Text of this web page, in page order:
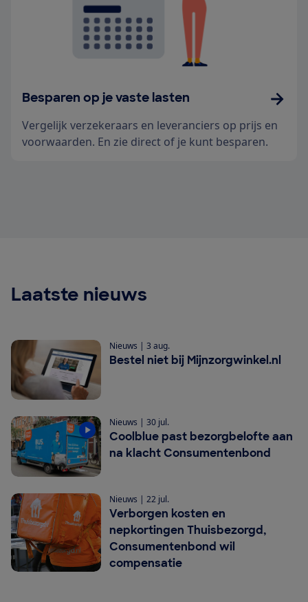
Besparen op je vaste lasten
Vergelijk verzekeraars en leveranciers op prijs en
voorwaarden. En zie direct of je kunt besparen.
Laatste nieuws
Bestel niet bij Mijnzorgwinkel.nl
Nieuws | 3 aug.
Coolblue past bezorgbelofte aan
na klacht Consumentenbond
Nieuws | 30 jul.
Verborgen kosten en
nepkortingen Thuisbezorgd,
Consumentenbond wil
compensatie
Nieuws | 22 jul.